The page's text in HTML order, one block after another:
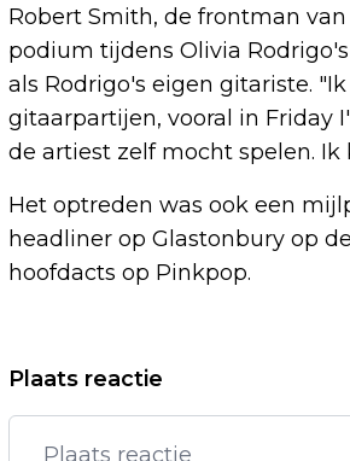
Robert Smith, de frontman
podium tijdens Olivia
als Rodrigo's eigen gitariste.
gitaarpartijen, vooral in Friday
de artiest zelf mocht spelen.
Het optreden was ook een
headliner op Glastonbury op
hoofdacts op Pinkpop.
Vorig artikel
JAMES MAY HEEFT NA
TOUR-AFSCHEID 'GEEN
Plaats reactie